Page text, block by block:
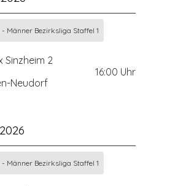
Männer Bezirksliga Staffel 1
Sinzheim 2
Neudorf
16:00 Uhr
Männer Bezirksliga Staffel 1